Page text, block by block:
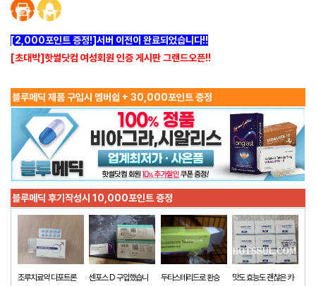
[2,000포인트 증정!]서버 이전이 완료되었습니다!!
[초대박]핫썰닷컴 여성회원 인증 게시판 그랜드오픈!!
블루메딕 제품 구입시 멤버쉽 + 30,000포인트 증정
블루메딕 후기작성시 10,000포인트 증정
조루치료약 다포트론
센포스 D 구입했습니
두타스테리드로 환승
맛도 효능도 괜찮은 카